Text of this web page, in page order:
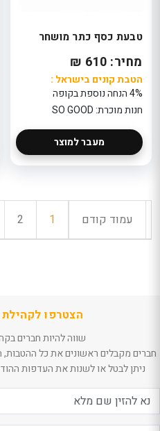
טבעת כסף כתר מושחר
מחיר: 610 ₪
הטבת קונים בישראל :
4% הנחה נוספת בקופה
חנות מוכרת: SO GOOD
מעבר למוצר
עמוד קודם 1
2
הצטרפו
שווה להיות חברים
חברים מקבלים ראשונים את כל ההטבות,
ניתן לבטל או לשנות את העדפות